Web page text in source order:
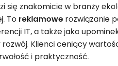
się znakomicie w branży
To reklamowe rozwiązanie
IT, a także jako
Klienci ceniący
i praktyczność.